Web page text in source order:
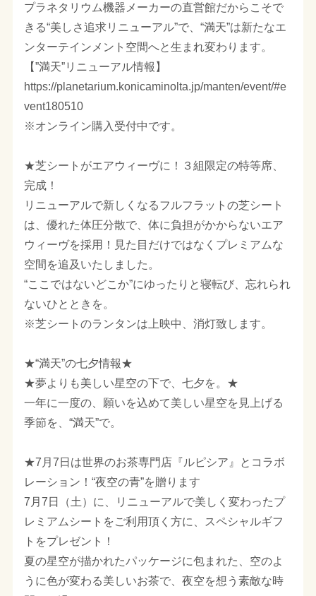
プラネタリウム機器メーカーの直営館だからこそで
きる“美しさ追求リニューアル”で、“満天”は新たなエ
ンターテインメント空間へと生まれ変わります。
【”満天”リニューアル情報】
https://planetarium.konicaminolta.jp/manten/event/#e
vent180510
※オンライン購入受付中です。
★芝シートがエアウィーヴに！３組限定の特等席、
完成！
リニューアルで新しくなるフルフラットの芝シート
は、優れた体圧分散で、体に負担がかからないエア
ウィーヴを採用！見た目だけではなくプレミアムな
空間を追及いたしました。
“ここではないどこか”にゆったりと寝転び、忘れられ
ないひとときを。
※芝シートのランタンは上映中、消灯致します。
★“満天”の七夕情報★
★夢よりも美しい星空の下で、七夕を。★
一年に一度の、願いを込めて美しい星空を見上げる
季節を、“満天”で。
★7月7日は世界のお茶専門店『ルピシア』とコラボ
レーション！“夜空の青”を贈ります
7月7日（土）に、リニューアルで美しく変わったプ
レミアムシートをご利用頂く方に、スペシャルギフ
トをプレゼント！
夏の星空が描かれたパッケージに包まれた、空のよ
うに色が変わる美しいお茶で、夜空を想う素敵な時